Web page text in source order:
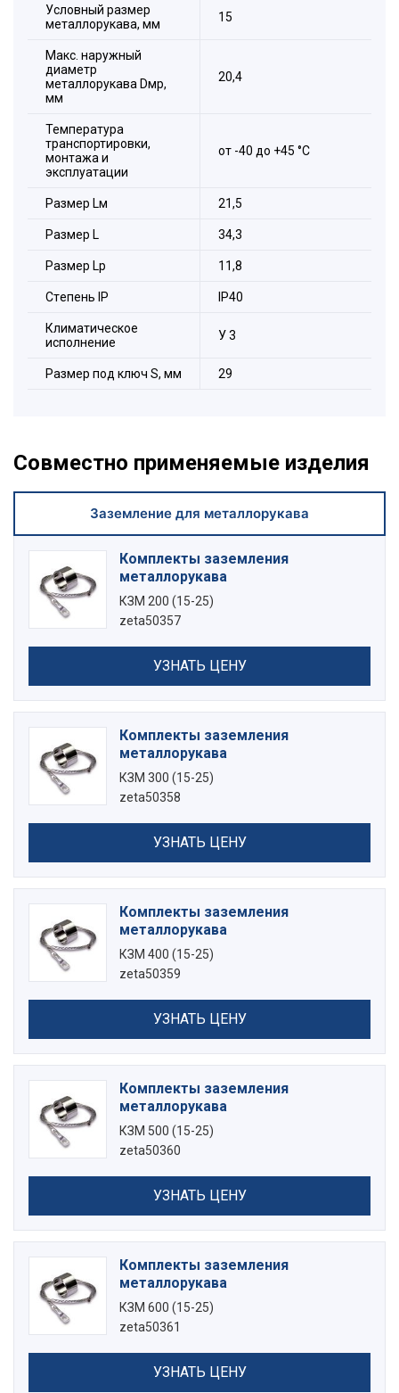
1. Накидная гайка.
2. Корпус.
Условный размер
металлорукава, мм
15
Макс. наружный
диаметр
металлорукава Dмр,
мм
20,4
Температура
транспортировки,
монтажа и
эксплуатации
от -40 до +45 °С
Размер Lм 21,5
Размер L 34,3
Размер Lр 11,8
Стeпень IP IP40
Климатическое
исполнение
У 3
Размер под ключ S, мм 29
Совместно применяемые изделия
Заземление для металлорукава
Комплекты заземления
металлорукава
КЗМ 200 (15-25)
zeta50357
УЗНАТЬ ЦЕНУ
Комплекты заземления
металлорукава
КЗМ 300 (15-25)
zeta50358
УЗНАТЬ ЦЕНУ
Комплекты заземления
металлорукава
КЗМ 400 (15-25)
zeta50359
УЗНАТЬ ЦЕНУ
Комплекты заземления
металлорукава
КЗМ 500 (15-25)
zeta50360
УЗНАТЬ ЦЕНУ
Комплекты заземления
металлорукава
КЗМ 600 (15-25)
zeta50361
УЗНАТЬ ЦЕНУ